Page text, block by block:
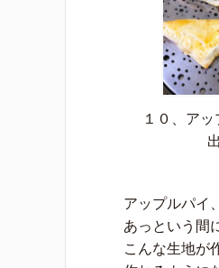
１０、アッ
アップルパイ
あっという間
こんな生地